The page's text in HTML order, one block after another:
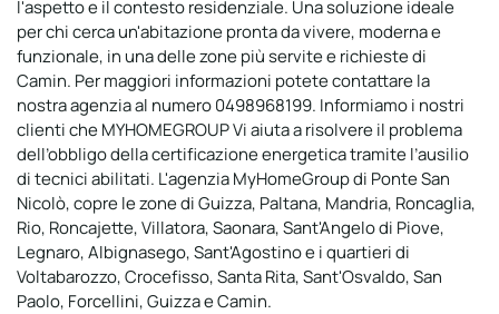
l'aspetto e il contesto residenziale. Una soluzione ideale
per chi cerca un'abitazione pronta da vivere, moderna e
funzionale, in una delle zone più servite e richieste di
Camin. Per maggiori informazioni potete contattare la
nostra agenzia al numero 0498968199. Informiamo i nostri
clienti che MYHOMEGROUP Vi aiuta a risolvere il problema
dell’obbligo della certificazione energetica tramite l’ausilio
di tecnici abilitati. L'agenzia MyHomeGroup di Ponte San
Nicolò, copre le zone di Guizza, Paltana, Mandria, Roncaglia,
Rio, Roncajette, Villatora, Saonara, Sant'Angelo di Piove,
Legnaro, Albignasego, Sant'Agostino e i quartieri di
Voltabarozzo, Crocefisso, Santa Rita, Sant'Osvaldo, San
Paolo, Forcellini, Guizza e Camin.